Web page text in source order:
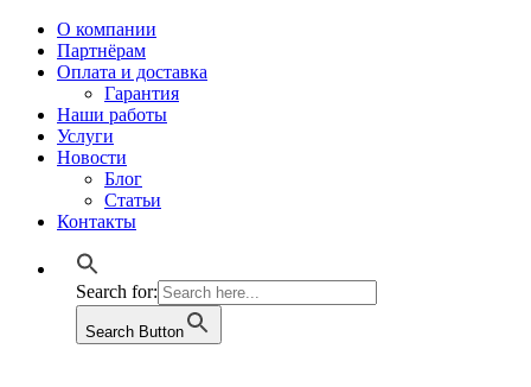
О компании
Партнёрам
Оплата и доставка
Гарантия
Наши работы
Услуги
Новости
Блог
Статьи
Контакты
Search for:
Search Button